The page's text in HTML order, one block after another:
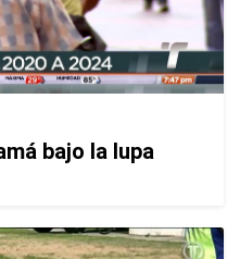
bajo la lupa